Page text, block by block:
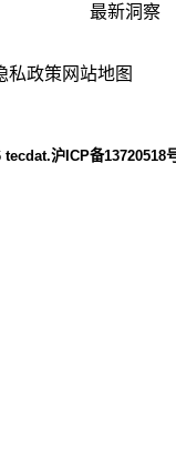
最新洞察
私政策 网站地图
tecdat.沪ICP备13720518